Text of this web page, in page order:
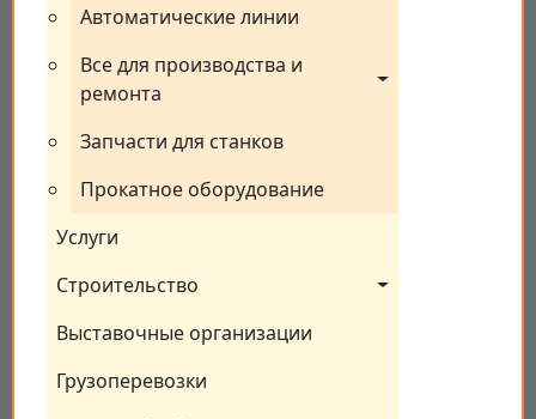
Автоматические линии
Все для производства и
ремонта
Запчасти для станков
Прокатное оборудование
Услуги
Строительство
Выставочные организации
Грузоперевозки